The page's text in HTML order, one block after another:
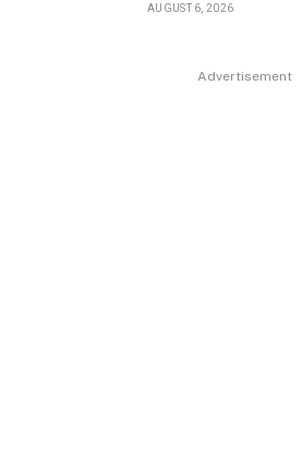
AUGUST 6, 2026
Advertisement